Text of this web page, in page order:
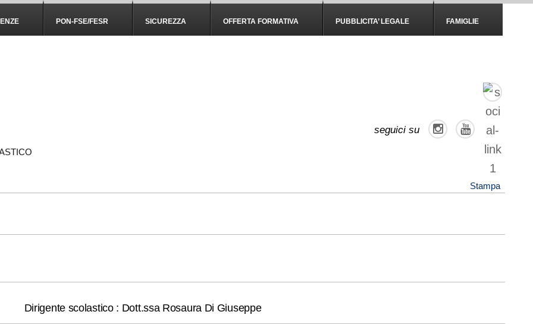
PON-FSE/FESR SICUREZZA OFFERTA FORMATIVA PUBBLICITA’ LEGALE FAMIGLIE
seguici su
Stampa
Dirigente scolastico : Dott.ssa Rosaura Di Giuseppe